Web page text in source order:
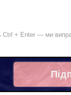
Ctrl + Enter — ми